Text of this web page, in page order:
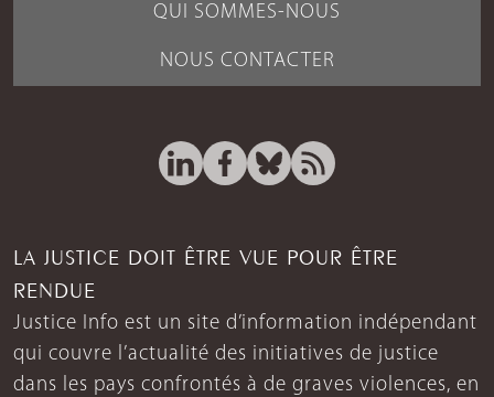
QUI SOMMES-NOUS
NOUS CONTACTER
LA JUSTICE DOIT ÊTRE VUE POUR ÊTRE
RENDUE
Justice Info est un site d’information indépendant
qui couvre l’actualité des initiatives de justice
dans les pays confrontés à de graves violences, en